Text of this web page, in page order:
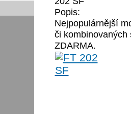
Popis:
Nejpopulárnější
či kombinovaných
ZDARMA.